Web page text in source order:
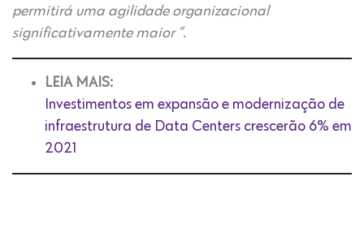
permitirá uma agilidade organizacional
significativamente maior ”.
LEIA MAIS:
Investimentos em expansão e modernização de
infraestrutura de Data Centers crescerão 6% em
2021